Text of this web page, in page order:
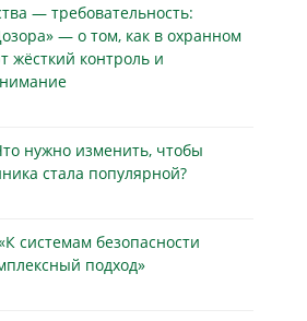
— требовательность:
— о том, как в охранном
жёсткий контроль и
нужно изменить, чтобы
стала популярной?
системам безопасности
подход»